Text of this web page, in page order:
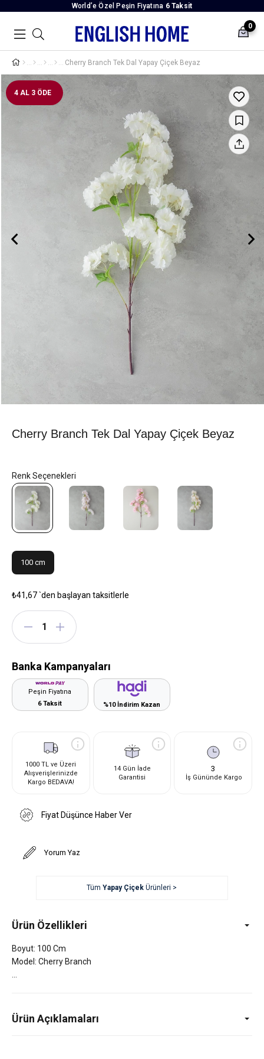
World’e Özel Peşin Fiyatına 6 Taksit
0
Cherry Branch Tek Dal Yapay Çiçek Beyaz
4 AL 3 ÖDE
Cherry Branch Tek Dal Yapay Çiçek Beyaz
100 cm
₺41,67`den başlayan taksitlerle
Banka Kampanyaları
Peşin Fiyatına
6 Taksit
%10 İndirim Kazan
1000 TL ve Üzeri
Alışverişlerinizde
Kargo BEDAVA!
14 Gün İade
Garantisi
3
İş Gününde Kargo
Fiyat Düşünce Haber Ver
Yorum Yaz
TümYapay Çiçek Ürünleri >
Ürün Özellikleri
Boyut: 100 Cm
Model: Cherry Branch
Ürün Açıklamaları